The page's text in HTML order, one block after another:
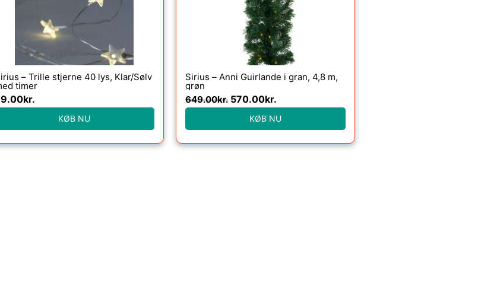
– Trille stjerne 40 lys, Klar/Sølv
timer
kr.
KØB NU
Sirius – Anni Guirlande i gran, 4,8 m,
grøn
649.00kr. 570.00kr.
KØB NU